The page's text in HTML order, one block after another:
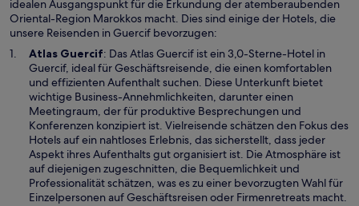
idealen Ausgangspunkt für die Erkundung der atemberaubenden
Oriental-Region Marokkos macht. Dies sind einige der Hotels, die
unsere Reisenden in Guercif bevorzugen:
Atlas GuercifW
i
r
d
i
n
e
i
n
e
m
: Das Atlas Guercif ist ein 3,0-Sterne-Hotel in
Guercif, ideal für Geschäftsreisende, die einen komfortablen
und effizienten Aufenthalt suchen. Diese Unterkunft bietet
wichtige Business-Annehmlichkeiten, darunter einen
Meetingraum, der für produktive Besprechungen und
Konferenzen konzipiert ist. Vielreisende schätzen den Fokus des
Hotels auf ein nahtloses Erlebnis, das sicherstellt, dass jeder
Aspekt ihres Aufenthalts gut organisiert ist. Die Atmosphäre ist
auf diejenigen zugeschnitten, die Bequemlichkeit und
Professionalität schätzen, was es zu einer bevorzugten Wahl für
Einzelpersonen auf Geschäftsreisen oder Firmenretreats macht.